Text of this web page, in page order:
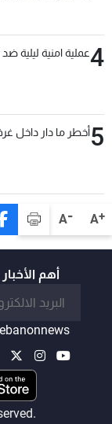
A+
A-
4عملية امنية ليلية
5أخطر ما دار داخل
أهم